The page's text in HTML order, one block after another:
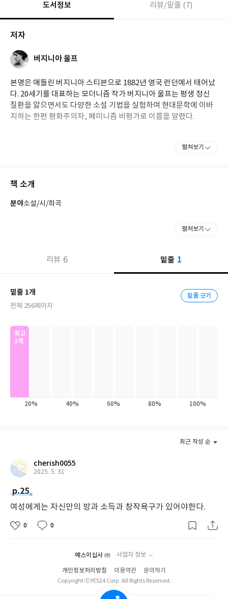
도서정보 리뷰/밑줄 (7)
저자
버지니아 울프
본명은 애들린 버지니아 스티븐으로 1882년 영국 런던에서 태어났
다. 20세기를 대표하는 모더니즘 작가 버지니아 울프는 평생 정신
질환을 앓으면서도 다양한 소설 기법을 실험하여 현대문학에 이바
지하는 한편 평화주의자, 페미니즘 비평가로 이름을 알렸다.
아버지에게 교육을 받았다. 비평가이자 사상가였던 아버지 레슬리
이브 벨, 덩컨 그랜트, 존 메이너드 케인스 등과 교류하며 ‘블룸즈버
여성들의 적극적인 예술 활동 참여, 동성애자들의 권리, 전쟁 반대
망 이후 울프의 병세는 더욱 악화되었다. 평생에 걸쳐 수차례 정신
질환을 앓았다. 1905년부터 문예 비평을 썼고, 1907년 [타임스 리
인』, 『등대로』, 『파도』 등 20세기 수작으로 꼽히는 소설들과
『일반 독자』 같은 뛰어난 문예 평론, 서평 등을 발표하여 영국 모
소설가로서 울프는 내면 의식의 흐름을 정교하고 섬세한 필치로 그
고유한 경험의 가치는 우리 시대의 인식과 문화에 지대한 영향을 미
쳤다. 버지니아 울프는 픽션과 논픽션을 아우르며 다작을 남긴 야심
『댈러웨이 부인』, 『파도』,『현대소설론』 등과 페미니즘 비
평의 고전으로 평가받는 에세이 『자기만의 방』과 속편 『3기
니』 등이 있다. 1927년 ‘의식의 흐름’ 기법으로 쓰인 『등대로』를
발표하며 소설의 새로운 영역을 개척했고 『올랜도』, 『파도』,
『세월』 등을 계속해서 발표했다. 평화주의자로서 전쟁에 반대하
는 주장을 펼쳐 왔던 울프는 1941년 독일의 영국 침공이 예상되는
가운데 자살로 삶을 마감했다.
펼쳐보기
책 소개
분야소설/시/희곡
펼쳐보기
리뷰 6 밑줄 1
밑줄 1개
전체 256페이지
밑줄 긋기
최고
1개
20% 40% 60% 80% 100%
최근 작성 순
cherish0055
2025. 5. 31
p.25
여성에게는 자신만의 방과 소득과 창작욕구가 있어야한다.
0 0
예스이십사 ㈜ 사업자 정보
개인정보처리방침 이용약관
문의하기
Copyright ⓒYES24 Corp. All Rights Reserved.